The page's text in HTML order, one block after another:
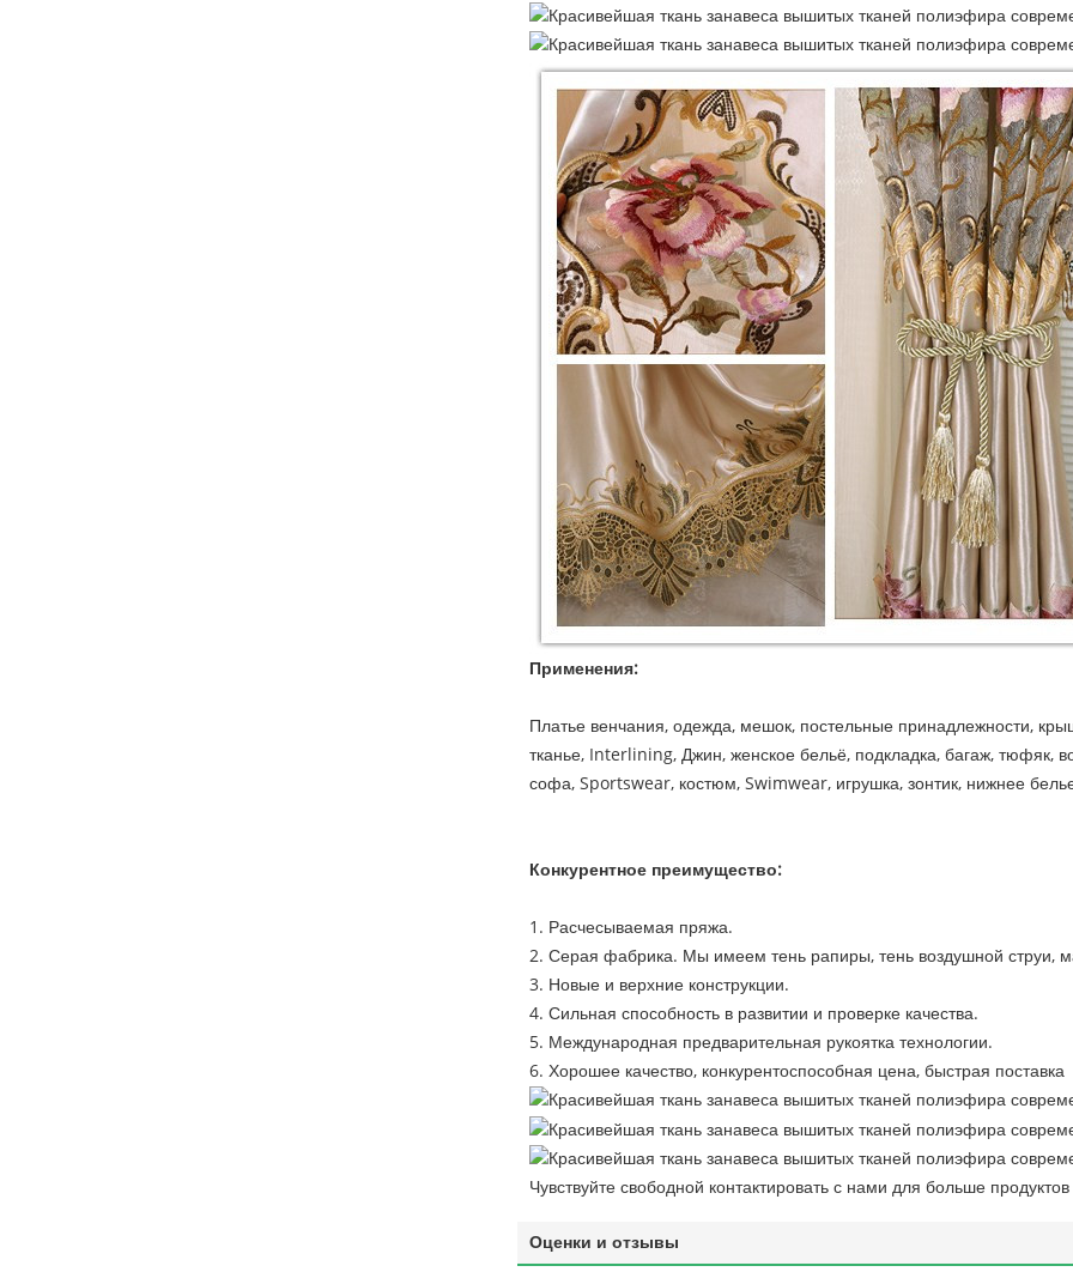
Применения:
Платье венчания, одежда, мешок, постельные принадлежности,
тканье, Interlining, Джин, женское бельё, подкладка, багаж, тюфяк,
софа, Sportswear, костюм, Swimwear, игрушка, зонтик, нижнее
Конкурентное преимущество:
1. Расчесываемая пряжа.
2. Серая фабрика. Мы имеем тень рапиры, тень воздушной струи,
3. Новые и верхние конструкции.
4. Сильная способность в развитии и проверке качества.
5. Международная предварительная рукоятка технологии.
6. Хорошее качество, конкурентоспособная цена, быстрая поставка
Чувствуйте свободной контактировать с нами для больше продуктов
Оценки и отзывы